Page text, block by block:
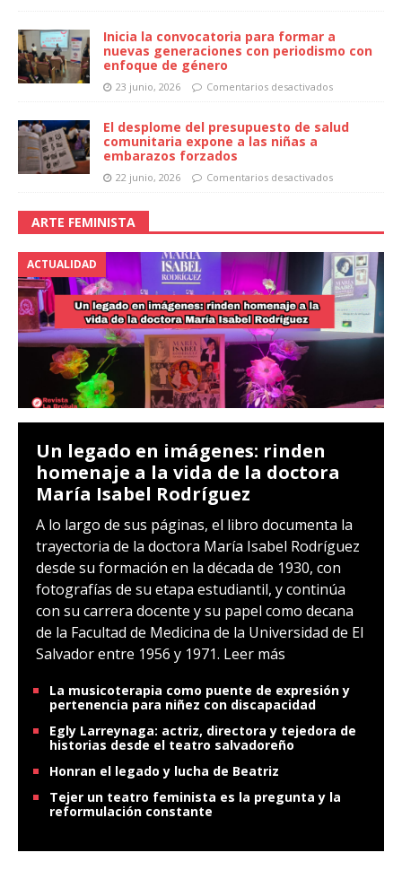
Inicia la convocatoria para formar a
nuevas generaciones con periodismo con
enfoque de género
23 junio, 2026 Comentarios desactivados
El desplome del presupuesto de salud
comunitaria expone a las niñas a
embarazos forzados
22 junio, 2026 Comentarios desactivados
ARTE FEMINISTA
ACTUALIDAD
Un legado en imágenes: rinden
homenaje a la vida de la doctora
María Isabel Rodríguez
A lo largo de sus páginas, el libro documenta la
trayectoria de la doctora María Isabel Rodríguez
desde su formación en la década de 1930, con
fotografías de su etapa estudiantil, y continúa
con su carrera docente y su papel como decana
de la Facultad de Medicina de la Universidad de El
Salvador entre 1956 y 1971. Leer más
La musicoterapia como puente de expresión y
pertenencia para niñez con discapacidad
Egly Larreynaga: actriz, directora y tejedora de
historias desde el teatro salvadoreño
Honran el legado y lucha de Beatriz
Tejer un teatro feminista es la pregunta y la
reformulación constante